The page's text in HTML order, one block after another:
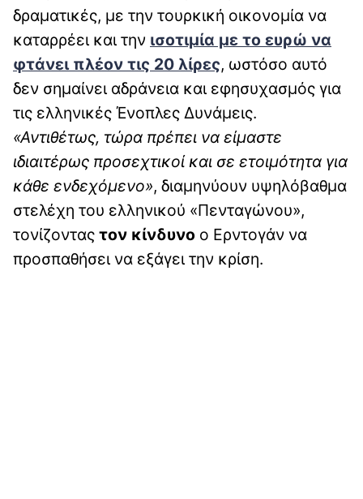
δραματικές, με την τουρκική οικονομία να
καταρρέει και την ισοτιμία με το ευρώ να
φτάνει πλέον τις 20 λίρες, ωστόσο αυτό
δεν σημαίνει αδράνεια και εφησυχασμός για
τις ελληνικές Ένοπλες Δυνάμεις.
«Αντιθέτως, τώρα πρέπει να είμαστε
ιδιαιτέρως προσεχτικοί και σε ετοιμότητα για
κάθε ενδεχόμενο», διαμηνύουν υψηλόβαθμα
στελέχη του ελληνικού «Πενταγώνου»,
τονίζοντας τον κίνδυνο ο Ερντογάν να
προσπαθήσει να εξάγει την κρίση.